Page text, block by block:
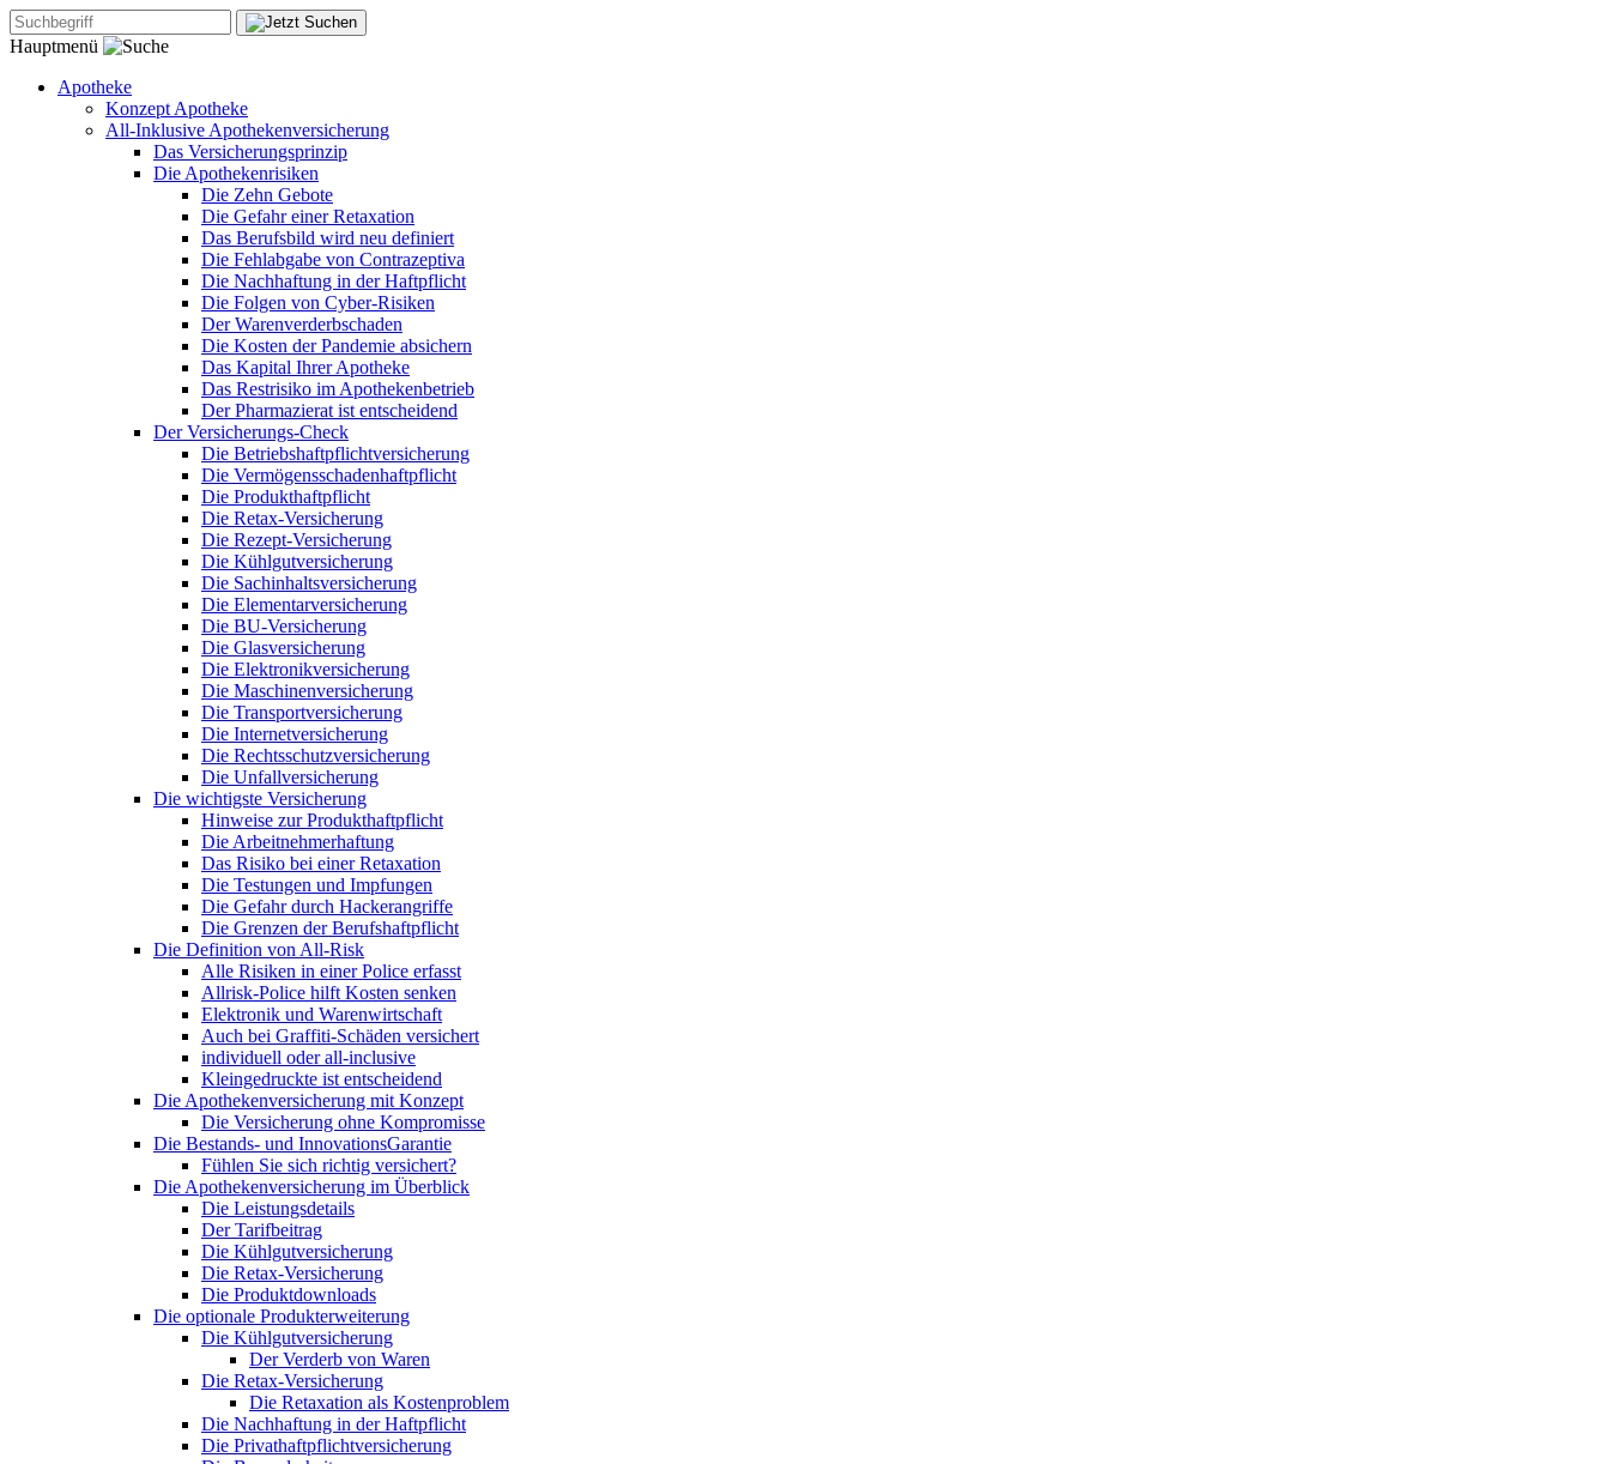
Hauptmenü
Apotheke
Konzept Apotheke
All-Inklusive Apothekenversicherung
Das Versicherungsprinzip
Die Apothekenrisiken
Die Zehn Gebote
Die Gefahr einer Retaxation
Das Berufsbild wird neu definiert
Die Fehlabgabe von Contrazeptiva
Die Nachhaftung in der Haftpflicht
Die Folgen von Cyber-Risiken
Der Warenverderbschaden
Die Kosten der Pandemie absichern
Das Kapital Ihrer Apotheke
Das Restrisiko im Apothekenbetrieb
Der Pharmazierat ist entscheidend
Der Versicherungs-Check
Die Betriebshaftpflichtversicherung
Die Vermögensschadenhaftpflicht
Die Produkthaftpflicht
Die Retax-Versicherung
Die Rezept-Versicherung
Die Kühlgutversicherung
Die Sachinhaltsversicherung
Die Elementarversicherung
Die BU-Versicherung
Die Glasversicherung
Die Elektronikversicherung
Die Maschinenversicherung
Die Transportversicherung
Die Internetversicherung
Die Rechtsschutzversicherung
Die Unfallversicherung
Die wichtigste Versicherung
Hinweise zur Produkthaftpflicht
Die Arbeitnehmerhaftung
Das Risiko bei einer Retaxation
Die Testungen und Impfungen
Die Gefahr durch Hackerangriffe
Die Grenzen der Berufshaftpflicht
Die Definition von All-Risk
Alle Risiken in einer Police erfasst
Allrisk-Police hilft Kosten senken
Elektronik und Warenwirtschaft
Auch bei Graffiti-Schäden versichert
individuell oder all-inclusive
Kleingedruckte ist entscheidend
Die Apothekenversicherung mit Konzept
Die Versicherung ohne Kompromisse
Die Bestands- und InnovationsGarantie
Fühlen Sie sich richtig versichert?
Die Apothekenversicherung im Überblick
Die Leistungsdetails
Der Tarifbeitrag
Die Kühlgutversicherung
Die Retax-Versicherung
Die Produktdownloads
Die optionale Produkterweiterung
Die Kühlgutversicherung
Der Verderb von Waren
Die Retax-Versicherung
Die Retaxation als Kostenproblem
Die Nachhaftung in der Haftpflicht
Die Privathaftpflichtversicherung